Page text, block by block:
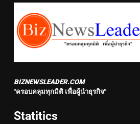
BIZNEWSLEADER.COM
"ครอบคลุมทุกมิติ เพื่อผู้นำธุรกิจ"
Statitics